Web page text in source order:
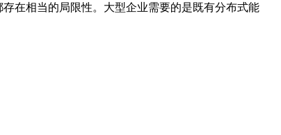
在相当的局限性。大型企业需要的是既有分布式能